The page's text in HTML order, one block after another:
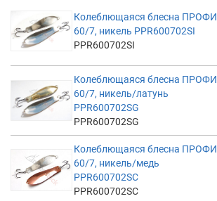
Колеблющаяся блесна ПРОФИ
60/7, никель PPR600702SI
PPR600702SI
Колеблющаяся блесна ПРОФИ
60/7, никель/латунь
PPR600702SG
PPR600702SG
Колеблющаяся блесна ПРОФИ
60/7, никель/медь
PPR600702SC
PPR600702SC